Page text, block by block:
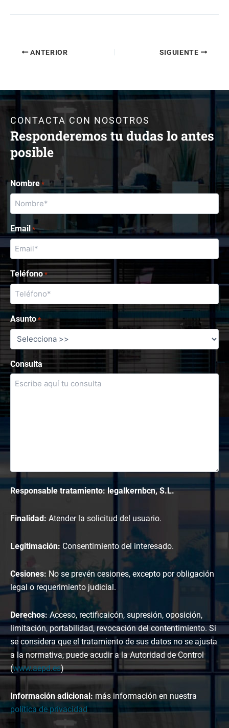
ANTERIOR SIGUIENTE
CONTACTA CON NOSOTROS
Responderemos tu dudas lo antes
posible
Nombre *
Email *
Teléfono *
Asunto *
Consulta
Responsable tratamiento: legalkernbcn, S.L.
Finalidad: Atender la solicitud del usuario.
Legitimación: Consentimiento del interesado.
Cesiones: No se prevén cesiones, excepto por obligación
legal o requerimiento judicial.
Derechos: Acceso, rectificaicón, supresión, oposición,
limitación, portabilidad, revocación del contentimiento. Si
se considera que el tratamiento de sus datos no se ajusta
a la normativa, puede acudir a la Autoridad de Control
(www.aepd.es)
Información adicional: más información en nuestra
política de privacidad